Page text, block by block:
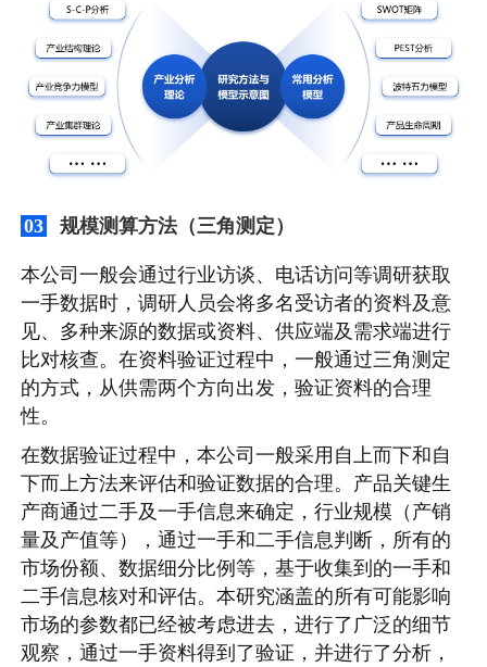
03 规模测算方法（三角测定）
本公司一般会通过行业访谈、电话访问等调研获取
一手数据时，调研人员会将多名受访者的资料及意
见、多种来源的数据或资料、供应端及需求端进行
比对核查。在资料验证过程中，一般通过三角测定
的方式，从供需两个方向出发，验证资料的合理
性。
在数据验证过程中，本公司一般采用自上而下和自
下而上方法来评估和验证数据的合理。产品关键生
产商通过二手及一手信息来确定，行业规模（产销
量及产值等），通过一手和二手信息判断，所有的
市场份额、数据细分比例等，基于收集到的一手和
二手信息核对和评估。本研究涵盖的所有可能影响
市场的参数都已经被考虑进去，进行了广泛的细节
观察，通过一手资料得到了验证，并进行了分析，